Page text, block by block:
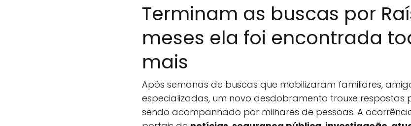
Terminam as buscas por
meses ela foi encontrada
mais
Após semanas de buscas que mobilizaram familiares,
especializadas, um novo desdobramento trouxe respostas
sendo acompanhado por milhares de pessoas. A